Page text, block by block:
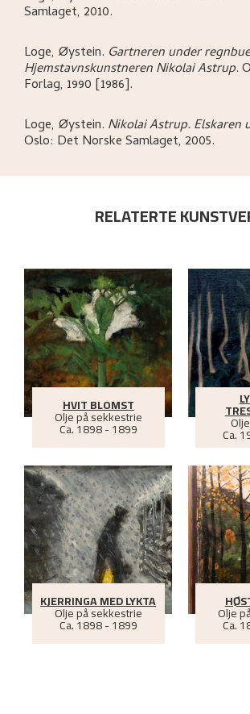
Samlaget, 2010.
Loge, Øystein. Gartneren under
Hjemstavnskunstneren Nikolai Astrup.
Forlag, 1990 [1986].
Loge, Øystein. Nikolai Astrup. Elskaren
Oslo: Det Norske Samlaget, 2005.
RELATERTE
HVIT BLOMST
Olje på sekkestrie
Ca.1898 - 1899 Ca.
KJERRINGA MED LYKTA
Olje på sekkestrie
Ca.1898 - 1899
Olje
Ca.